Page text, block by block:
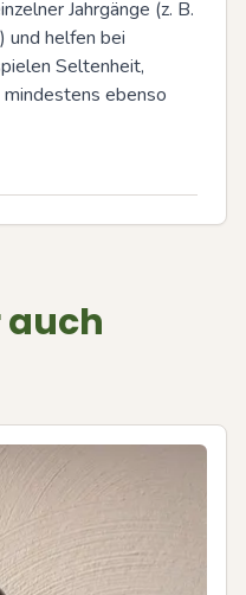
Jahrgänge (z. B.
und helfen bei
Seltenheit,
ebenso
auch